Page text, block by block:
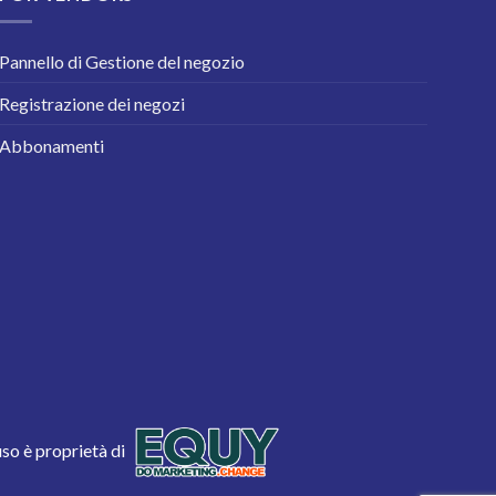
Pannello di Gestione del negozio
Registrazione dei negozi
Abbonamenti
è proprietà di